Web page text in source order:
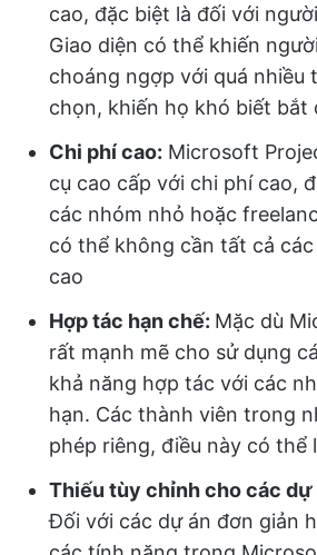
cao, đặc biệt là đối với
Giao diện có thể khiến
choáng ngợp với quá nhiều
chọn, khiến họ khó biết bắt
Chi phí cao: Microsoft
cụ cao cấp với chi phí cao,
các nhóm nhỏ hoặc
có thể không cần tất cả
cao
Hợp tác hạn chế: Mặc dù
rất mạnh mẽ cho sử dụng
khả năng hợp tác với các
hạn. Các thành viên trong
phép riêng, điều này có thể
Thiếu tùy chỉnh cho các dự
Đối với các dự án đơn giản